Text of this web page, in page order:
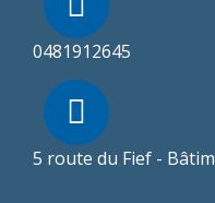
0481912645
5 route du Fief -